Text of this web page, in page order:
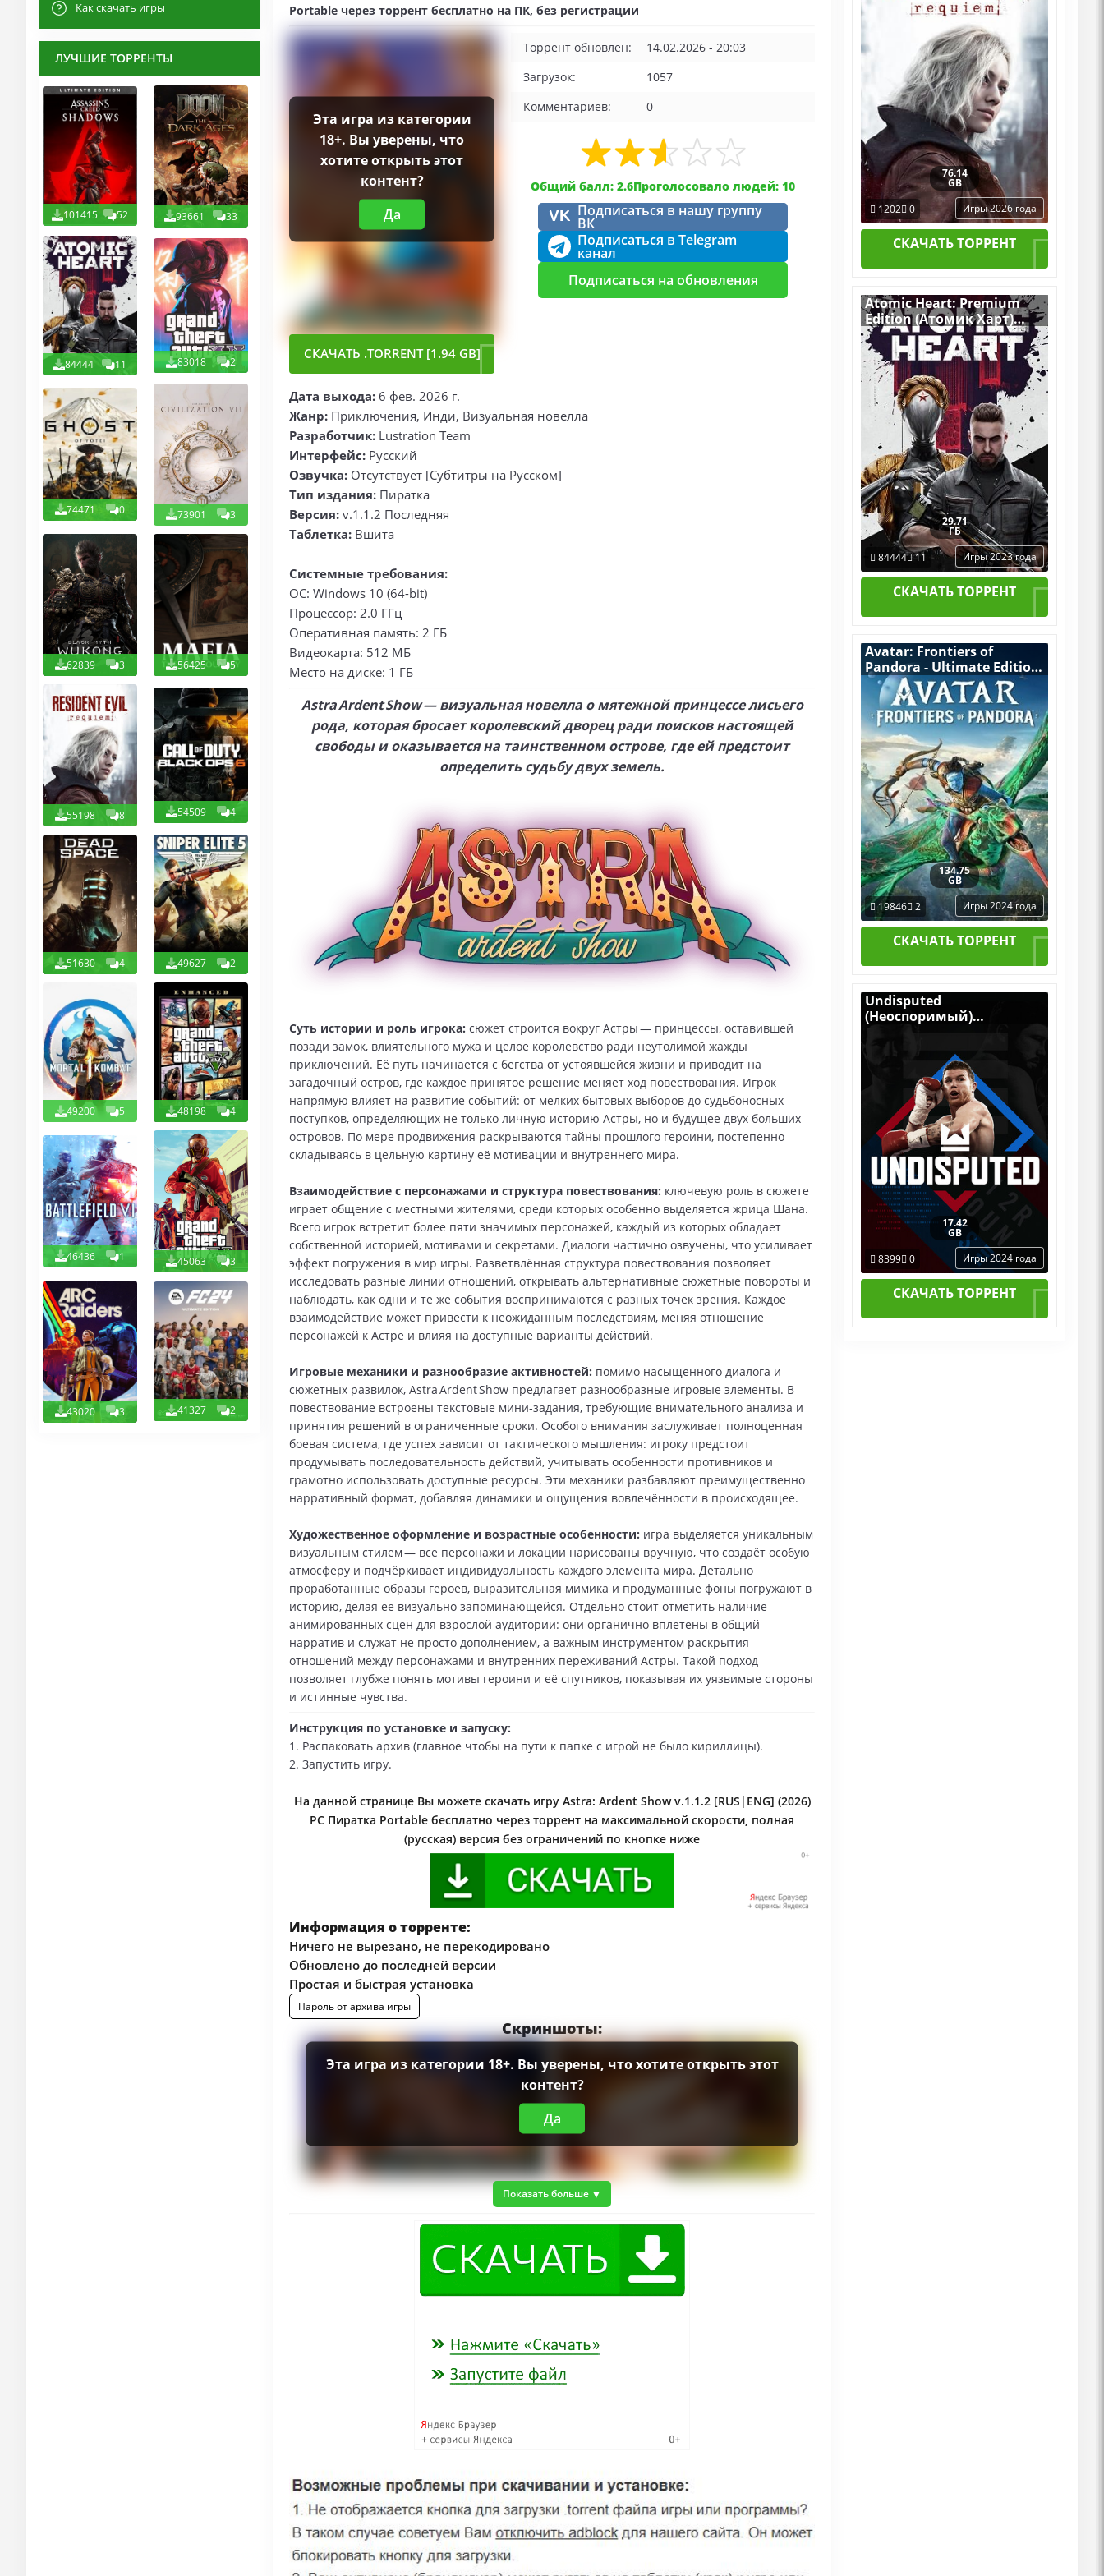
Как скачать игры
ЛУЧШИЕ ТОРРЕНТЫ
101415 52 93661 33
84444 11 83018 2
74471 0 73901 3
62839 3 56425 5
55198 8 54509 4
51630 4 49627 2
49200 5 48198 4
46436 1 45063 3
43020 3 41327 2
Portable через торрент бесплатно на ПК, без регистрации
СКАЧАТЬ .TORRENT [1.94 GB]
Эта игра из категории
18+. Вы уверены, что
хотите открыть этот
контент?
Да
Торрент обновлён:
14.02.2026 - 20:03
Загрузок:
1057
Комментариев:
0
Общий балл: 2.6Проголосовало людей: 10
VK Подписаться в нашу группу
ВК
Подписаться в Telegram
канал
Подписаться на обновления
Дата выхода: 6 фев. 2026 г.
Жанр: Приключения, Инди, Визуальная новелла
Разработчик: Lustration Team
Интерфейс: Русский
Озвучка: Отсутствует [Субтитры на Русском]
Тип издания: Пиратка
Версия: v.1.1.2 Последняя
Таблетка: Вшита
Системные требования:
ОС: Windows 10 (64-bit)
Процессор: 2.0 ГГц
Оперативная память: 2 ГБ
Видеокарта: 512 МБ
Место на диске: 1 ГБ
Astra Ardent Show — визуальная новелла о мятежной принцессе лисьего
рода, которая бросает королевский дворец ради поисков настоящей
свободы и оказывается на таинственном острове, где ей предстоит
определить судьбу двух земель.
Суть истории и роль игрока: сюжет строится вокруг Астры — принцессы, оставившей
позади замок, влиятельного мужа и целое королевство ради неутолимой жажды
приключений. Её путь начинается с бегства от устоявшейся жизни и приводит на
загадочный остров, где каждое принятое решение меняет ход повествования. Игрок
напрямую влияет на развитие событий: от мелких бытовых выборов до судьбоносных
поступков, определяющих не только личную историю Астры, но и будущее двух больших
островов. По мере продвижения раскрываются тайны прошлого героини, постепенно
складываясь в цельную картину её мотивации и внутреннего мира.
Взаимодействие с персонажами и структура повествования: ключевую роль в сюжете
играет общение с местными жителями, среди которых особенно выделяется жрица Шана.
Всего игрок встретит более пяти значимых персонажей, каждый из которых обладает
собственной историей, мотивами и секретами. Диалоги частично озвучены, что усиливает
эффект погружения в мир игры. Разветвлённая структура повествования позволяет
исследовать разные линии отношений, открывать альтернативные сюжетные повороты и
наблюдать, как одни и те же события воспринимаются с разных точек зрения. Каждое
взаимодействие может привести к неожиданным последствиям, меняя отношение
персонажей к Астре и влияя на доступные варианты действий.
Игровые механики и разнообразие активностей: помимо насыщенного диалога и
сюжетных развилок, Astra Ardent Show предлагает разнообразные игровые элементы. В
повествование встроены текстовые мини‑задания, требующие внимательного анализа и
принятия решений в ограниченные сроки. Особого внимания заслуживает полноценная
боевая система, где успех зависит от тактического мышления: игроку предстоит
продумывать последовательность действий, учитывать особенности противников и
грамотно использовать доступные ресурсы. Эти механики разбавляют преимущественно
нарративный формат, добавляя динамики и ощущения вовлечённости в происходящее.
Художественное оформление и возрастные особенности: игра выделяется уникальным
визуальным стилем — все персонажи и локации нарисованы вручную, что создаёт особую
атмосферу и подчёркивает индивидуальность каждого элемента мира. Детально
проработанные образы героев, выразительная мимика и продуманные фоны погружают в
историю, делая её визуально запоминающейся. Отдельно стоит отметить наличие
анимированных сцен для взрослой аудитории: они органично вплетены в общий
нарратив и служат не просто дополнением, а важным инструментом раскрытия
отношений между персонажами и внутренних переживаний Астры. Такой подход
позволяет глубже понять мотивы героини и её спутников, показывая их уязвимые стороны
и истинные чувства.
Инструкция по установке и запуску:
1. Распаковать архив (главное чтобы на пути к папке с игрой не было кириллицы).
2. Запустить игру.
На данной странице Вы можете скачать игру Astra: Ardent Show v.1.1.2 [RUS|ENG] (2026)
PC Пиратка Portable бесплатно через торрент на максимальной скорости, полная
(русская) версия без ограничений по кнопке ниже
Информация о торренте:
Ничего не вырезано, не перекодировано
Обновлено до последней версии
Простая и быстрая установка
Пароль от архива игры
Скриншоты:
Эта игра из категории 18+. Вы уверены, что хотите открыть этот
контент?
Да
Показать больше
PC Пиратка Portable + All
76.14
GB
1202 0 Игры 2026 года
СКАЧАТЬ ТОРРЕНТ
Atomic Heart: Premium
Edition (Атомик Харт)
v.DEV Build [RUS|ENG]
(2023) PC RePack by R.G.
Механики + все
Дополнения
29.71
ГБ
84444 11 Игры 2023 года
СКАЧАТЬ ТОРРЕНТ
Avatar: Frontiers of
Pandora - Ultimate Edition
(Аватар: Рубежи
Пандоры) [RUS|ENG]
(2024) PC RePack by R.G.
Механики + все DLC
134.75
GB
19846 2 Игры 2024 года
СКАЧАТЬ ТОРРЕНТ
Undisputed
(Неоспоримый)
[RUS|ENG] (2024) PC
RePack by R.G. Механики
17.42
GB
8399 0 Игры 2024 года
СКАЧАТЬ ТОРРЕНТ